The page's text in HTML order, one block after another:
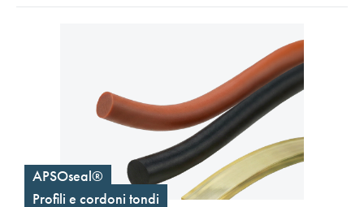
APSOseal®
Profili e cordoni tondi